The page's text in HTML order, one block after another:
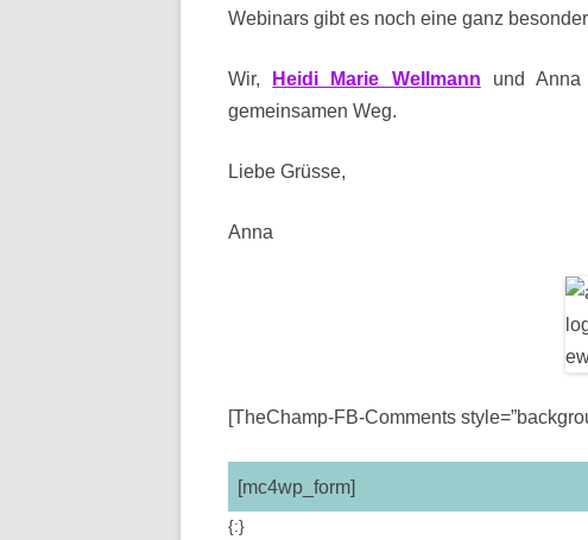
Webinars gibt es noch eine ganz
Wir, Heidi Marie Wellmann und
gemeinsamen Weg.
Liebe Grüsse,
Anna
[TheChamp-FB-Comments
[mc4wp_form]
{:}